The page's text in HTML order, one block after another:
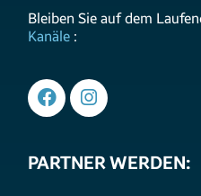
Bleiben Sie auf dem
Kanäle :
PARTNER WERDEN: